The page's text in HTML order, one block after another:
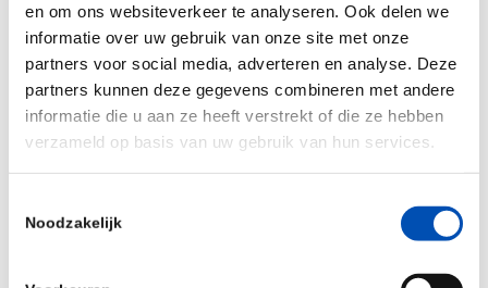
en om ons websiteverkeer te analyseren. Ook delen we
informatie over uw gebruik van onze site met onze
partners voor social media, adverteren en analyse. Deze
partners kunnen deze gegevens combineren met andere
informatie die u aan ze heeft verstrekt of die ze hebben
verzameld op basis van uw gebruik van hun services.
Noodzakelijk